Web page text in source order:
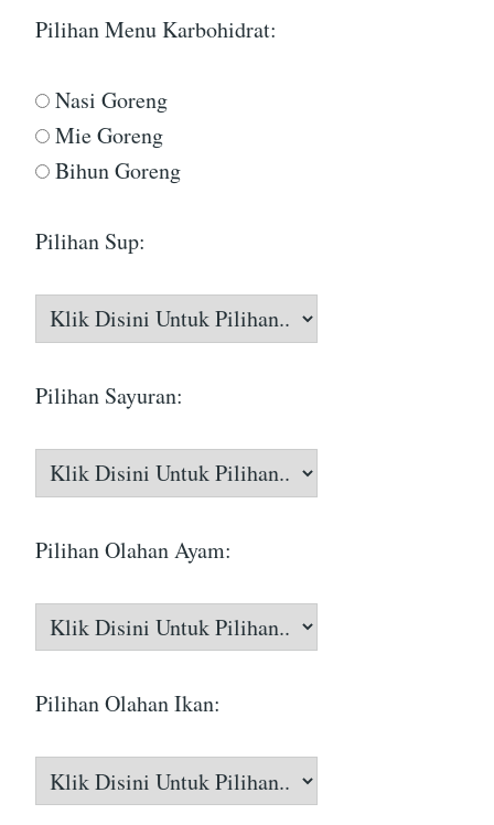
Pilihan Menu Karbohidrat:
Nasi Goreng
Mie Goreng
Bihun Goreng
Pilihan Sup:
Pilihan Sayuran:
Pilihan Olahan Ayam:
Pilihan Olahan Ikan: